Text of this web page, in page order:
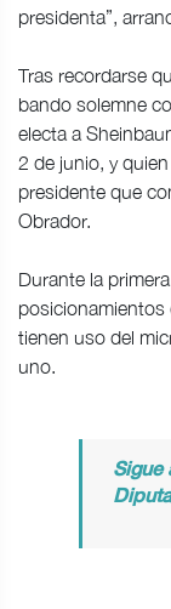
presidenta”,
Tras recordarse
bando solemne
electa a
2 de junio, y
presidente que
Obrador.
Durante la
posicionamientos
tienen uso del
uno.
Sigue